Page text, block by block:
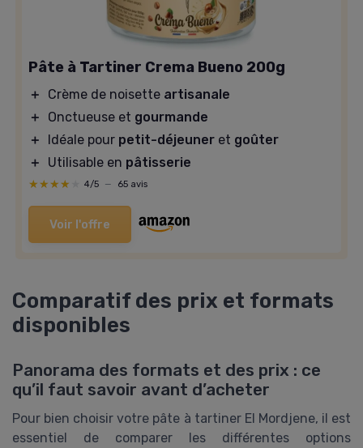
Pâte à Tartiner Crema Bueno 200g
＋ Crème de noisette artisanale
＋
Onctueuse et gourmande
＋
Idéale pour petit-déjeuner et goûter
＋
Utilisable en pâtisserie
★★★★★
★★★★★ 4/5 — 65 avis
Voir l'offre
Comparatif des prix et formats
disponibles
Panorama des formats et des prix : ce
qu’il faut savoir avant d’acheter
Pour bien choisir votre pâte à tartiner El Mordjene, il est
essentiel de comparer les différentes options